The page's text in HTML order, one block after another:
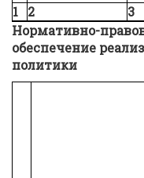
1
2 3
Нормативно-
обеспечение
политики